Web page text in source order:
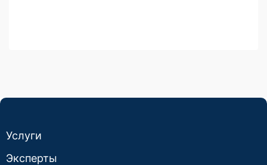
Услуги
Эксперты